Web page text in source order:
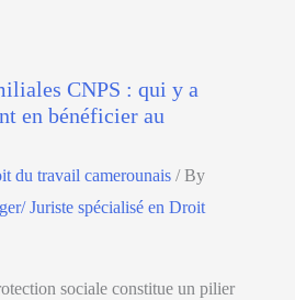
CNPS : qui y a
en bénéficier au
du travail camerounais / By
Juriste spécialisé en Droit
sociale constitue un pilier